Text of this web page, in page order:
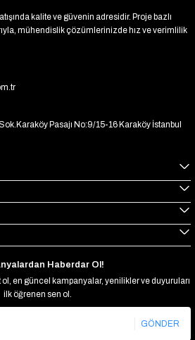
kalite ve güvenin adresidir. Proje bazlı
mühendislik çözümlerinizde hız ve verimlilik
Pasajı No:9/15-16 Karaköy İstanbul
Haberdar Ol!
en güncel kampanyalar, yenilikler ve duyuruları
ilk öğrenen sen ol.
GÖNDER